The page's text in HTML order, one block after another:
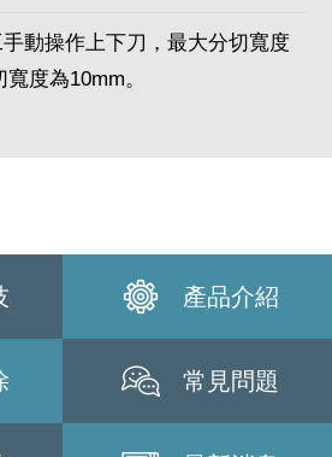
動操作上下刀，最大分切寬度
度為10mm。
產品介紹
常見問題